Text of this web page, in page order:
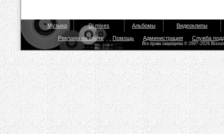
Музыка Dj mixes Альбомы Видеоклипы
Реклама на сайте Помощь Администрация Служба
Все права защищены © 2007-2026